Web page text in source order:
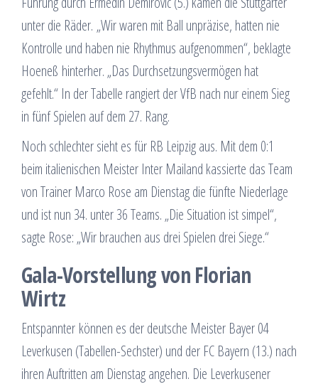
unter die Räder. „Wir waren mit Ball unpräzise, hatten nie
Kontrolle und haben nie Rhythmus aufgenommen“, beklagte
Hoeneß hinterher. „Das Durchsetzungsvermögen hat
gefehlt.“ In der Tabelle rangiert der VfB nach nur einem Sieg
in fünf Spielen auf dem 27. Rang.
Noch schlechter sieht es für RB Leipzig aus. Mit dem 0:1
beim italienischen Meister Inter Mailand kassierte das Team
von Trainer Marco Rose am Dienstag die fünfte Niederlage
und ist nun 34. unter 36 Teams. „Die Situation ist simpel“,
sagte Rose: „Wir brauchen aus drei Spielen drei Siege.“
Gala-Vorstellung von Florian
Wirtz
Entspannter können es der deutsche Meister Bayer 04
Leverkusen (Tabellen-Sechster) und der FC Bayern (13.) nach
ihren Auftritten am Dienstag angehen. Die Leverkusener